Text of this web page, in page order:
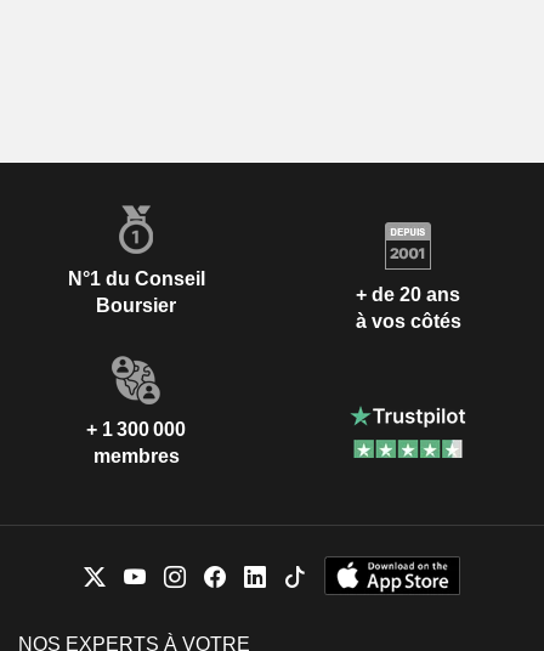
N°1 du Conseil
Boursier
+ de 20 ans
à vos côtés
+ 1 300 000
membres
NOS EXPERTS À VOTRE